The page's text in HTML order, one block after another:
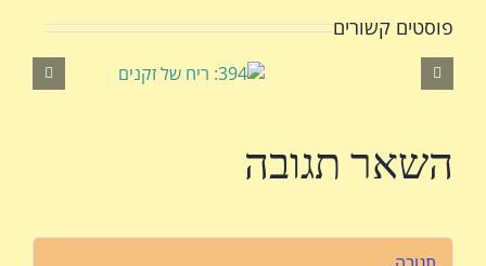
פוסטים קשורים
השאר תגובה